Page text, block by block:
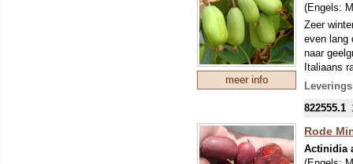
meer info
(Engels:
Zeer
even lang
naar
Italiaans
eerste
822555.1
Rode
Actinidia